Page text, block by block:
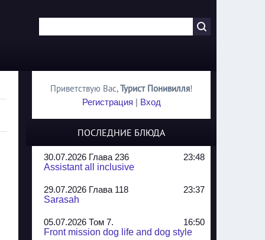
Приветствую Вас,Турист Понивилля!
Регистрация | Вход
ПОСЛЕДНИЕ БЛЮДА
30.07.2026 Глава 236
23:48
Assistant all inclusive
29.07.2026 Глава 118
23:37
Sarasah
05.07.2026 Том 7.
16:50
Front mission dog life and dog style